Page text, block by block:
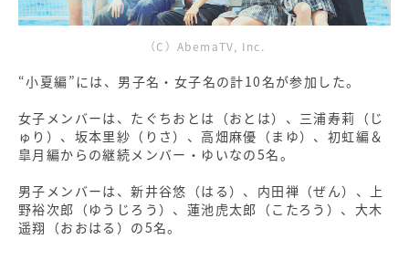
（C）AbemaTV, Inc.
“小夏編”には、男子名・女子名の計10名が参加した。
女子メンバーは、たぐちおとは（おとは）、三浦寿莉（じ
ゅり）、坂本里紗（りさ）、高畑麻優（まゆ）、初虹編＆
皐月編からの継続メンバー・ゆいなの5名。
男子メンバーは、新井谷悠（はる）、内田禅（ぜん）、上
野裕次郎（ゆうじろう）、蓮池虎太郎（こたろう）、大木
遥翔（おおはる）の5名。